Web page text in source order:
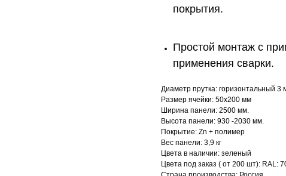
покрытия.
Простой монтаж с
применения сварки.
Диаметр прутка: горизонтальный 3
Размер ячейки: 50х200 мм
Ширина панели: 2500 мм.
Высота панели: 930 -2030 мм.
Покрытие: Zn + полимер
Вес панели: 3,9 кг
Цвета в наличии: зеленый
Цвета под заказ ( от 200 шт): RAL: